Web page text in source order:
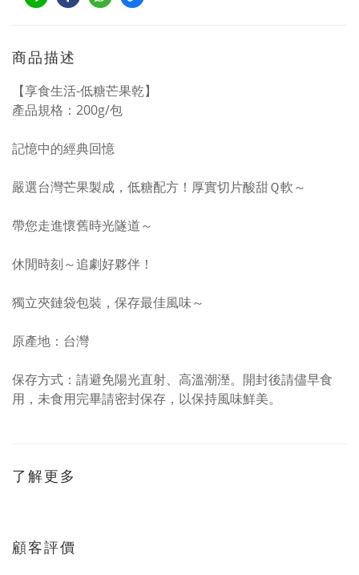
商品描述
【享食生活-低糖芒果乾】
產品規格：200g/包
記憶中的經典回憶
嚴選台灣芒果製成，低糖配方！厚實切片酸甜Ｑ軟～
帶您走進懷舊時光隧道～
休閒時刻～追劇好夥伴！
獨立夾鏈袋包裝，保存最佳風味～
原產地：台灣
保存方式：請避免陽光直射、高溫潮溼。開封後請儘早食
用，未食用完畢請密封保存，以保持風味鮮美。
了解更多
顧客評價